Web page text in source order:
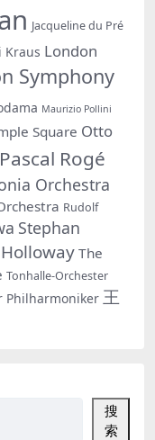
Jacqueline du Pré
Kraus London
Symphony
Maurizio Pollini
Square Otto
Pascal Rogé
Orchestra
Rudolf
Stephan
The
Tonhalle-Orchester
Philharmoniker 王
搜
索